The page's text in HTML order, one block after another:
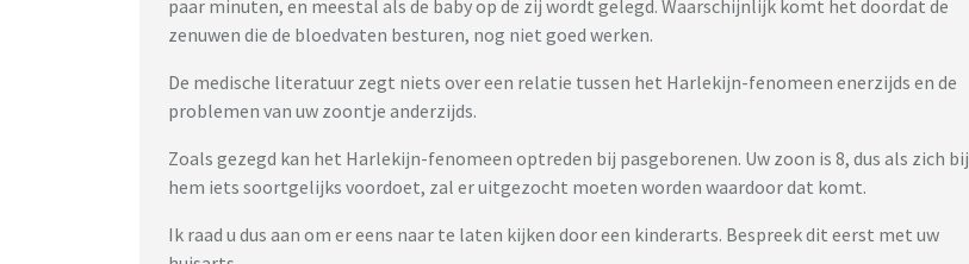
paar minuten, en meestal als de baby op de zij wordt gelegd. Waarschijnlijk komt het doordat de
zenuwen die de bloedvaten besturen, nog niet goed werken.
De medische literatuur zegt niets over een relatie tussen het Harlekijn-fenomeen enerzijds en de
problemen van uw zoontje anderzijds.
Zoals gezegd kan het Harlekijn-fenomeen optreden bij pasgeborenen. Uw zoon is 8, dus als zich bij
hem iets soortgelijks voordoet, zal er uitgezocht moeten worden waardoor dat komt.
Ik raad u dus aan om er eens naar te laten kijken door een kinderarts. Bespreek dit eerst met uw